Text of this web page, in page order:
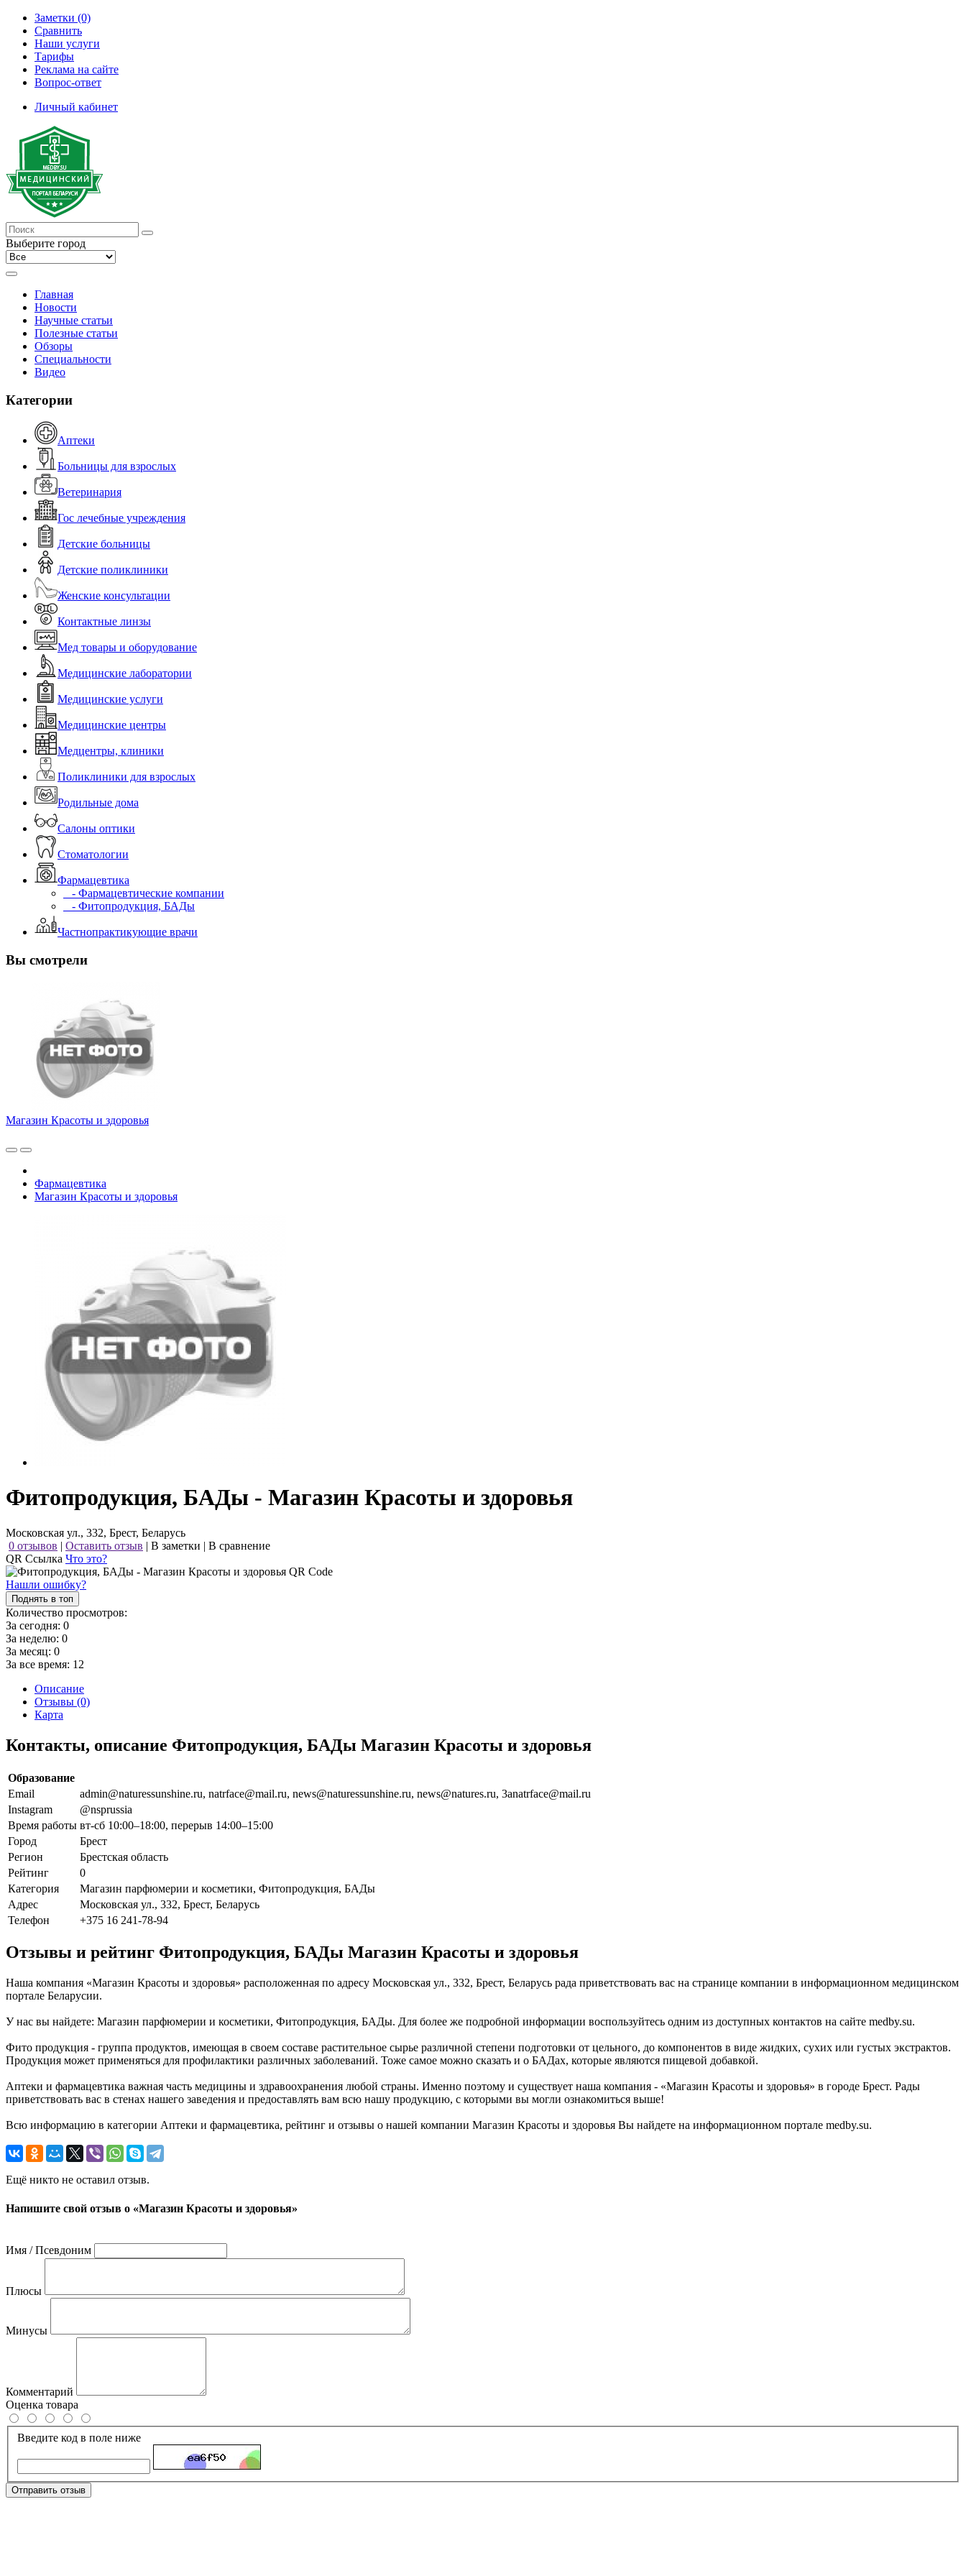
Заметки (0)
Сравнить
Наши услуги
Тарифы
Реклама на сайте
Вопрос-ответ
Личный кабинет
Выберите город
Главная
Новости
Научные статьи
Полезные статьи
Обзоры
Специальности
Видео
Категории
Аптеки
Больницы для взрослых
Ветеринария
Гос лечебные учреждения
Детские больницы
Детские поликлиники
Женские консультации
Контактные линзы
Мед товары и оборудование
Медицинские лаборатории
Медицинские услуги
Медицинские центры
Медцентры, клиники
Поликлиники для взрослых
Родильные дома
Салоны оптики
Стоматологии
Фармацевтика
- Фармацевтические компании
- Фитопродукция, БАДы
Частнопрактикующие врачи
Вы смотрели
Магазин Красоты и здоровья
Фармацевтика
Магазин Красоты и здоровья
Фитопродукция, БАДы - Магазин Красоты и здоровья
Московская ул., 332, Брест, Беларусь
0 отзывов | Оставить отзыв | В заметки | В сравнение
QR Ссылка Что это?
Нашли ошибку?
Поднять в топ
Количество просмотров:
За сегодня: 0
За неделю: 0
За месяц: 0
За все время: 12
Описание
Отзывы (0)
Карта
Контакты, описание Фитопродукция, БАДы Магазин Красоты и здоровья
Образование
Email
admin@naturessunshine.ru, natrface@mail.ru, news@naturessunshine.ru, news@natures.ru, 3anatrface@mail.ru
Instagram
@nsprussia
Время работы вт-сб 10:00–18:00, перерыв 14:00–15:00
Город
Брест
Регион
Брестская область
Рейтинг
0
Категория
Магазин парфюмерии и косметики, Фитопродукция, БАДы
Адрес
Московская ул., 332, Брест, Беларусь
Телефон
+375 16 241-78-94
Отзывы и рейтинг Фитопродукция, БАДы Магазин Красоты и здоровья
Наша компания «Магазин Красоты и здоровья» расположенная по адресу Московская ул., 332, Брест, Беларусь рада приветствовать вас на странице компании в информационном медицинском
портале Беларусии.
У нас вы найдете: Магазин парфюмерии и косметики, Фитопродукция, БАДы. Для более же подробной информации воспользуйтесь одним из доступных контактов на сайте medby.su.
Фито продукция - группа продуктов, имеющая в своем составе растительное сырье различной степени подготовки от цельного, до компонентов в виде жидких, сухих или густых экстрактов.
Продукция может применяться для профилактики различных заболеваний. Тоже самое можно сказать и о БАДах, которые являются пищевой добавкой.
Аптеки и фармацевтика важная часть медицины и здравоохранения любой страны. Именно поэтому и существует наша компания - «Магазин Красоты и здоровья» в городе Брест. Рады
приветствовать вас в стенах нашего заведения и предоставлять вам всю нашу продукцию, с которыми вы могли ознакомиться выше!
Всю информацию в категории Аптеки и фармацевтика, рейтинг и отзывы о нашей компании Магазин Красоты и здоровья Вы найдете на информационном портале medby.su.
Ещё никто не оставил отзыв.
Напишите свой отзыв о «Магазин Красоты и здоровья»
Имя / Псевдоним
Плюсы
Минусы
Комментарий
Оценка товара
Введите код в поле ниже
Отправить отзыв